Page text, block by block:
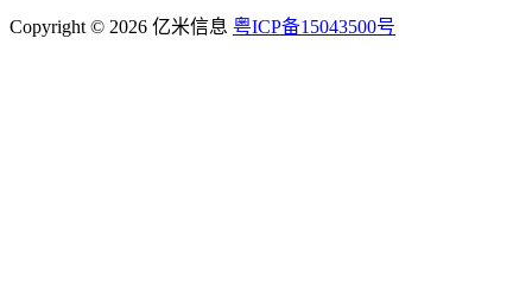
Copyright © 2026 亿米信息 粤ICP备15043500号